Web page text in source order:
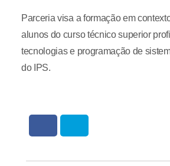
Parceria visa a formação em
alunos do curso técnico superior
tecnologias e programação de
do IPS.